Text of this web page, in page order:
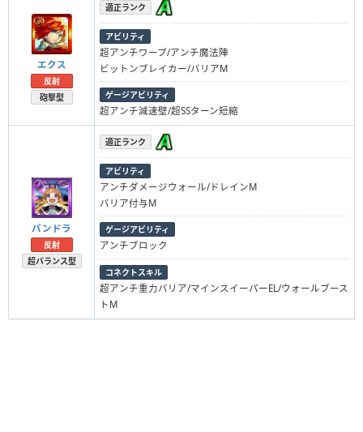
エクス
反射
砲撃型
適正ランク
アビリティ
超アンチワープ/アンチ魔法陣
ビットンブレイカー/バリアM
ゲージアビリティ
超アンチ減速壁/超SSターン短縮
パンドラ
反射
超バランス型
適正ランク
アビリティ
アンチダメージウォール/ドレインM
バリア付与M
ゲージアビリティ
アンチブロック
コネクトスキル
超アンチ重力バリア/マインスイーパーEL/ウォールブース
トM